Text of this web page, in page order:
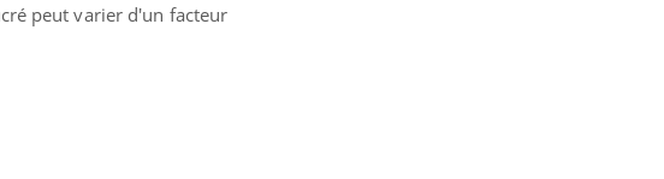
peut varier d'un facteur